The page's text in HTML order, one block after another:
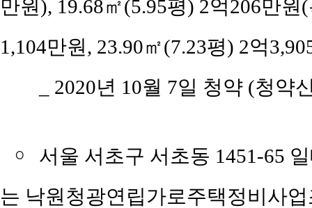
만원), 19.68㎡(5.95평) 2억206만
1,104만원, 23.90㎡(7.23평) 2억
_ 2020년 10월 7일 청약 (청
￮
서울 서초구 서초동 1451-65
는 낙원청광연립가로주택정비사